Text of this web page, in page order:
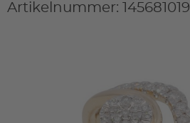
Artikelnummer: 145681019